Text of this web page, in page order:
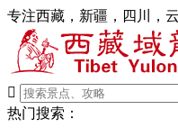
专注西藏，新疆，四川，

热门搜索：